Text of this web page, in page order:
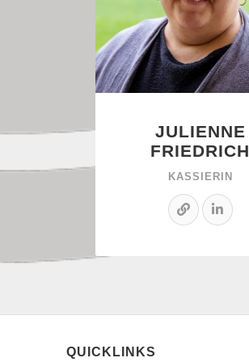
JULIENNE
FRIEDRICH
KASSIERIN
QUICKLINKS